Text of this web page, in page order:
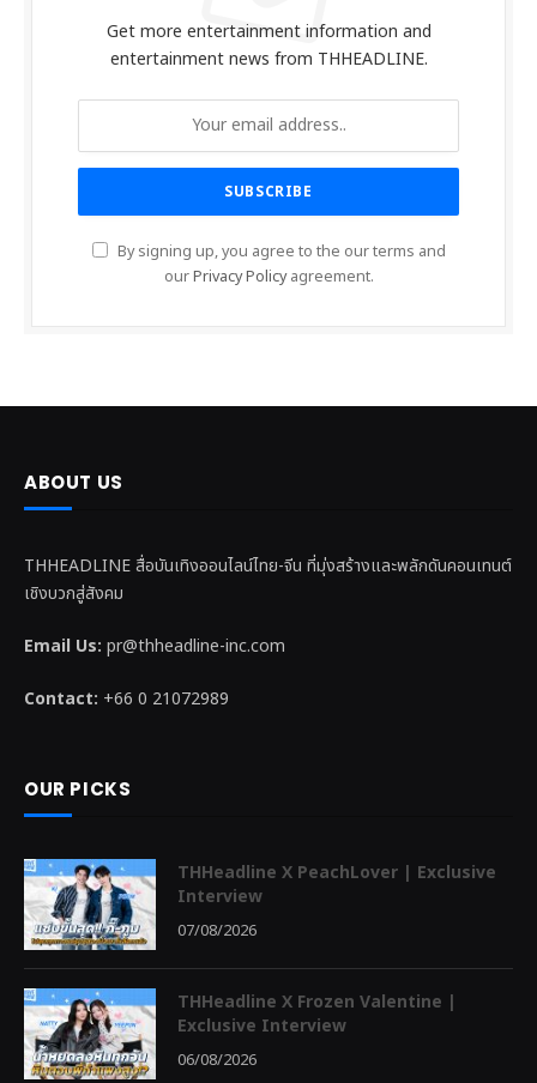
Get more entertainment information and
entertainment news from THHEADLINE.
By signing up, you agree to the our terms and
ourPrivacy Policyagreement.
ABOUT US
THHEADLINE สื่อบันเทิงออนไลน์ไทย-จีน ที่มุ่งสร้างและพลักดันคอนเทนต์
เชิงบวกสู่สังคม
Email Us: pr@thheadline-inc.com
Contact: +66 0 21072989
OUR PICKS
THHeadline X PeachLover | Exclusive
Interview
07/08/2026
THHeadline X Frozen Valentine |
Exclusive Interview
06/08/2026